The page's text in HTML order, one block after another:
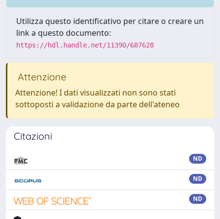
Utilizza questo identificativo per citare o creare un
link a questo documento:
https://hdl.handle.net/11390/687628
Attenzione
Attenzione! I dati visualizzati non sono stati
sottoposti a validazione da parte dell'ateneo
Citazioni
ND
ND
ND